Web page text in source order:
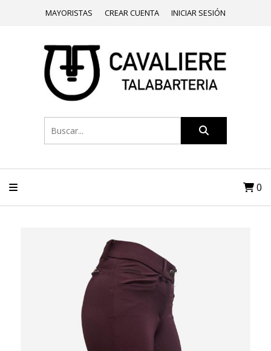
MAYORISTAS CREAR CUENTA INICIAR SESIÓN
0